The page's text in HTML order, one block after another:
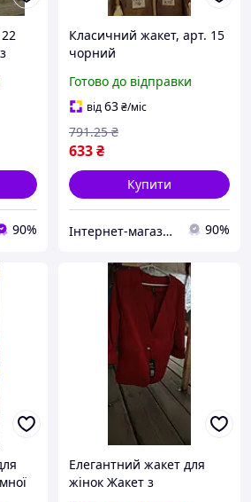
90%
Класичний жакет, арт. 15
чорний
Готово до відправки
від63₴/міс
633₴
791.25 ₴
Купити
Інтернет-магазин Look 100 Clothes 90%
Елегантний жакет для
жінок Жакет з